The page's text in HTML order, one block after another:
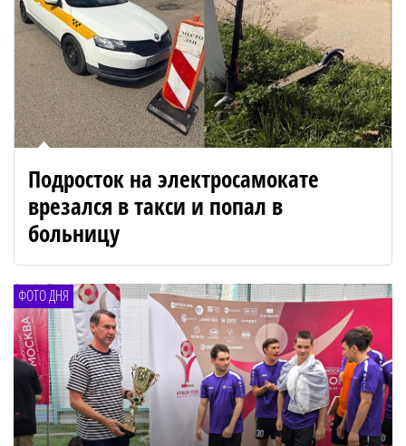
Подросток на электросамокате
врезался в такси и попал в
больницу
ФОТО ДНЯ